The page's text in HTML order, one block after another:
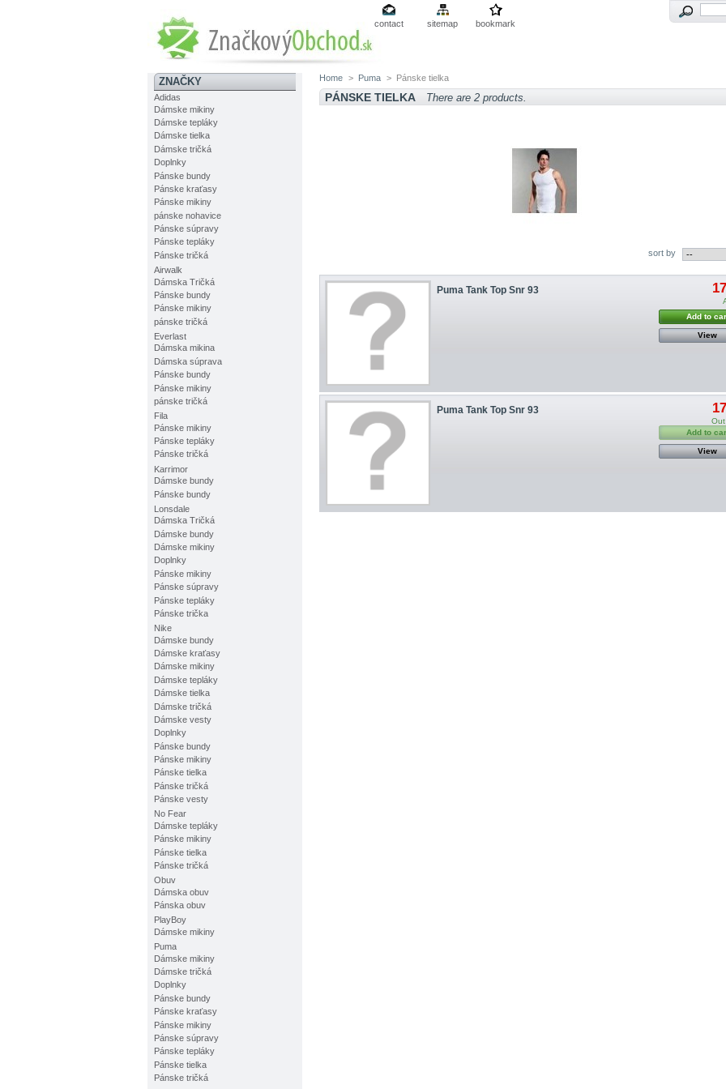
contact sitemap
bookmark
ZNAČKY
Adidas
Dámske mikiny
Dámske tepláky
Dámske tielka
Dámske tričká
Doplnky
Pánske bundy
Pánske kraťasy
Pánske mikiny
pánske nohavice
Pánske súpravy
Pánske tepláky
Pánske tričká
Airwalk
Dámska Tričká
Pánske bundy
Pánske mikiny
pánske tričká
Everlast
Dámska mikina
Dámska súprava
Pánske bundy
Pánske mikiny
pánske tričká
Fila
Pánske mikiny
Pánske tepláky
Pánske tričká
Karrimor
Dámske bundy
Pánske bundy
Lonsdale
Dámska Tričká
Dámske bundy
Dámske mikiny
Doplnky
Pánske mikiny
Pánske súpravy
Pánske tepláky
Pánske trička
Nike
Dámske bundy
Dámske kraťasy
Dámske mikiny
Dámske tepláky
Dámske tielka
Dámske tričká
Dámske vesty
Doplnky
Pánske bundy
Pánske mikiny
Pánske tielka
Pánske tričká
Pánske vesty
No Fear
Dámske tepláky
Pánske mikiny
Pánske tielka
Pánske tričká
Obuv
Dámska obuv
Pánska obuv
PlayBoy
Dámske mikiny
Puma
Dámske mikiny
Dámske tričká
Doplnky
Pánske bundy
Pánske kraťasy
Pánske mikiny
Pánske súpravy
Pánske tepláky
Pánske tielka
Pánske tričká
Home > Puma > Pánske tielka
PÁNSKE TIELKA There are 2 products.
sort by
Puma Tank Top Snr 93
Add to
View
Puma Tank Top Snr 93
Add to
View